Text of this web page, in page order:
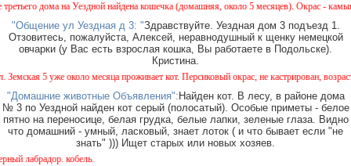
дома на Уездной найдена кошечка (домашняя, около 5 месяцев). Окрас -
"Общение ул Уездная д 3: "Здравствуйте. Уездная дом 3 подъезд 1.
Отзовитесь, пожалуйста, Алексей, неравнодушный к щенку немецкой
овчарки (у Вас есть взрослая кошка, Вы работаете в Подольске).
Кристина.
5 уже около месяца проживает кот. Персиковый окрас, не кастрирован, возраст
"Домашние животные Объявления": Найден кот. В лесу, в районе дома
№ 3 по Уездной найден кот серый (полосатый). Особые приметы - белое
пятно на переносице, белая грудка, белые лапки, зеленые глаза. Видно
что домашний - умный, ласковый, знает лоток ( и что бывает если "не
знать" ))) Ищет старых или новых хозяев.
кобель.